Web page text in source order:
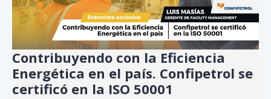
Contribuyendo con la Eficiencia
Energética en el país. Confipetrol se
certificó en la ISO 50001